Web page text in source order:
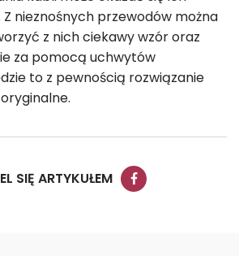
nieznośnych przewodów można
z nich ciekawy wzór oraz
za pomocą uchwytów
to z pewnością rozwiązanie
SIĘ ARTYKUŁEM